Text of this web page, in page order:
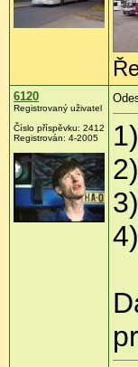
6120
Registrovaný uživatel
Číslo příspěvku: 2412
Registrován: 4-2005